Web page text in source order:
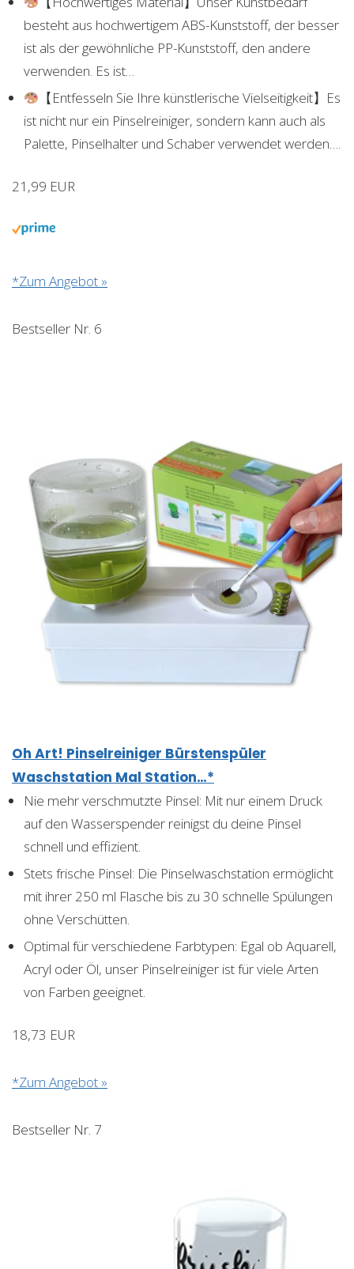
besteht aus hochwertigem ABS-Kunststoff, der besser
ist als der gewöhnliche PP-Kunststoff, den andere
verwenden. Es ist…
【Entfesseln Sie Ihre künstlerische Vielseitigkeit】Es
ist nicht nur ein Pinselreiniger, sondern kann auch als
Palette, Pinselhalter und Schaber verwendet werden….
21,99 EUR
*Zum Angebot »
Bestseller Nr. 6
Oh Art! Pinselreiniger Bürstenspüler
Waschstation Mal Station…*
Nie mehr verschmutzte Pinsel: Mit nur einem Druck
auf den Wasserspender reinigst du deine Pinsel
schnell und effizient.
Stets frische Pinsel: Die Pinselwaschstation ermöglicht
mit ihrer 250 ml Flasche bis zu 30 schnelle Spülungen
ohne Verschütten.
Optimal für verschiedene Farbtypen: Egal ob Aquarell,
Acryl oder Öl, unser Pinselreiniger ist für viele Arten
von Farben geeignet.
18,73 EUR
*Zum Angebot »
Bestseller Nr. 7